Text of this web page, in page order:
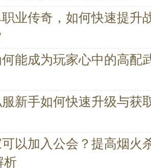
业传奇，如何快速提升
能成为玩家心中的高配
新手如何快速升级与获
以加入公会？提高烟火
析